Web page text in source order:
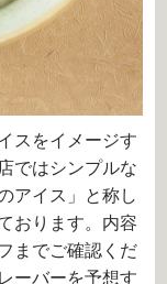
スをイメージす
ではシンプルな
アイス」と称し
おります。内容
までご確認くだ
ーバーを予想す